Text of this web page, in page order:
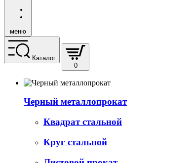
меню
Каталог
0
Черный металлопрокат
Квадрат стальной
Круг стальной